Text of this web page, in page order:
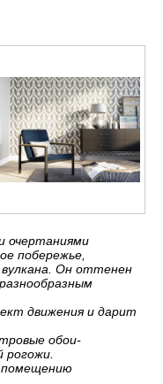
очертаниями
побережье,
вулкана. Он оттенен
движения и дарит
обои-
рогожи.
помещению